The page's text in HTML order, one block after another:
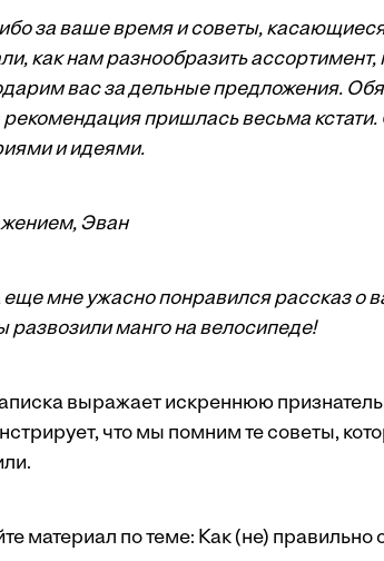
за ваше время и советы,
как нам разнообразить
вас за дельные предложения.
пришлась весьма
и идеями.
Эван
еще мне ужасно понравился рассказ о
развозили манго на велосипеде!
выражает искреннюю
что мы помним те советы,
материал по теме: Как (не) правильно